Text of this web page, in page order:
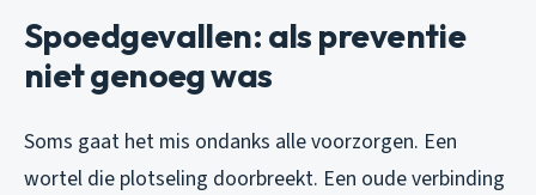
Spoedgevallen: als preventie
niet genoeg was
Soms gaat het mis ondanks alle voorzorgen. Een
wortel die plotseling doorbreekt. Een oude verbinding